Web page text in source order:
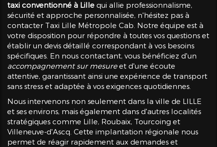
taxi conventionné à Lille qui allie professionnalisme,
sécurité et approche personnalisée, n'hésitez pas à
contacter Taxi Lille Métropole Cab. Notre équipe est à
votre disposition pour répondre à toutes vos questions et
établir un devis détaillé correspondant à vos besoins
spécifiques. En nous contactant, vous bénéficiez d'un
accompagnement sur mesureet d'une écoute
attentive, garantissant ainsi une expérience de transport
sans stress et adaptée à vos exigences quotidiennes.
Nous intervenons non seulement dans la ville de LILLE
et ses environs, mais également dans d'autres localités
stratégiques comme Lille, Roubaix, Tourcoing et
Villeneuve-d'Ascq. Cette implantation régionale nous
permet de réagir rapidement aux demandes et